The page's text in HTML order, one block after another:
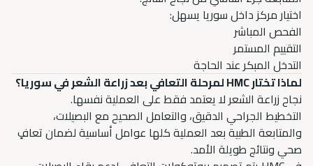
اختيار مركز داخل سوريا يسهل:
الفحص المباشر
التقييم المستمر
التدخل المبكر عند الحاجة
لماذا تختار HMC لمرحلة التعافي بعد زراعة الشعر في سوريا؟
نجاح زراعة الشعر لا يعتمد فقط على العملية نفسها.
التخطيط الجراحي الدقيق، والتعامل الصحيح مع البصيلات،
والمتابعة الطبية بعد العملية كلها عوامل أساسية لضمان تعافٍ
صحي ونتائج طويلة الأمد.